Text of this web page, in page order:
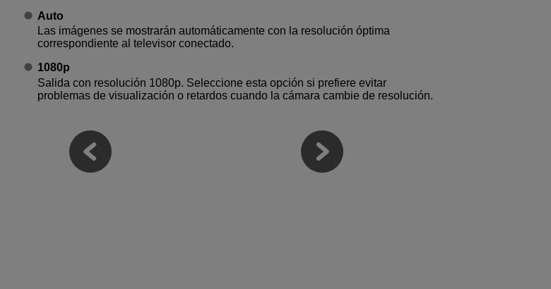
Auto
Las imágenes se mostrarán automáticamente con la resolución óptima
correspondiente al televisor conectado.
1080p
Salida con resolución 1080p. Seleccione esta opción si prefiere evitar
problemas de visualización o retardos cuando la cámara cambie de resolución.